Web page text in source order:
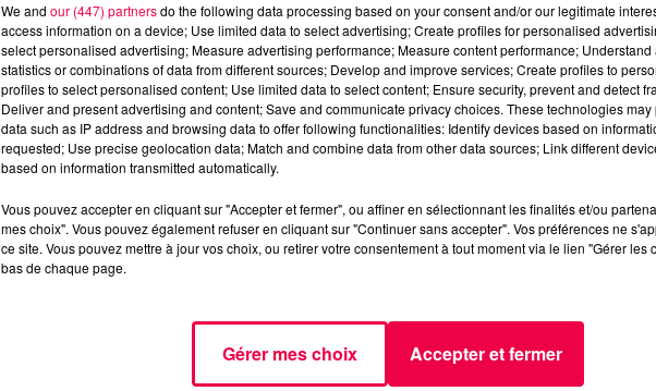
We and our (447) partnersdo the following data processing based on your consent and/or our legitimate
access information on a device; Use limited data to select advertising; Create profiles for personalised
select personalised advertising; Measure advertising performance; Measure content performance;
statistics or combinations of data from different sources; Develop and improve services; Create profiles to
profiles to select personalised content; Use limited data to select content; Ensure security, prevent and detect
Deliver and present advertising and content; Save and communicate privacy choices. These technologies
data such as IP address and browsing data to offer following functionalities: Identify devices based on
requested; Use precise geolocation data; Match and combine data from other data sources; Link different
based on information transmitted automatically.
Vous pouvez accepter en cliquant sur "Accepter et fermer", ou affiner en sélectionnant les finalités et/ou
mes choix". Vous pouvez également refuser en cliquant sur "Continuer sans accepter". Vos préférences ne
ce site. Vous pouvez mettre à jour vos choix, ou retirer votre consentement à tout moment via le lien "Gérer les
bas de chaque page.
Gérer mes choix Accepter et fermer